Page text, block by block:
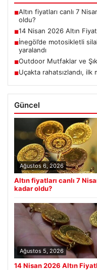
■Altın fiyatları canlı 7
oldu?
■14 Nisan 2026 Altın
■İnegöl’de motosikletli
yaralandı
■Outdoor Mutfaklar ve
■Uçakta rahatsızlandı,
Güncel
Ağustos 6, 2026
Altın fiyatları canlı 7
kadar oldu?
Ağustos 5, 2026
14 Nisan 2026 Altın